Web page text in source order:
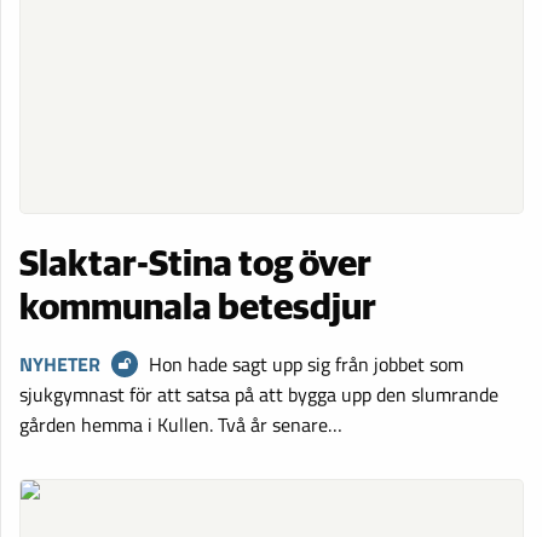
Slaktar-Stina tog över
kommunala betesdjur
NYHETER
Hon hade sagt upp sig från jobbet som
sjukgymnast för att satsa på att bygga upp den slumrande
gården hemma i Kullen. Två år senare…